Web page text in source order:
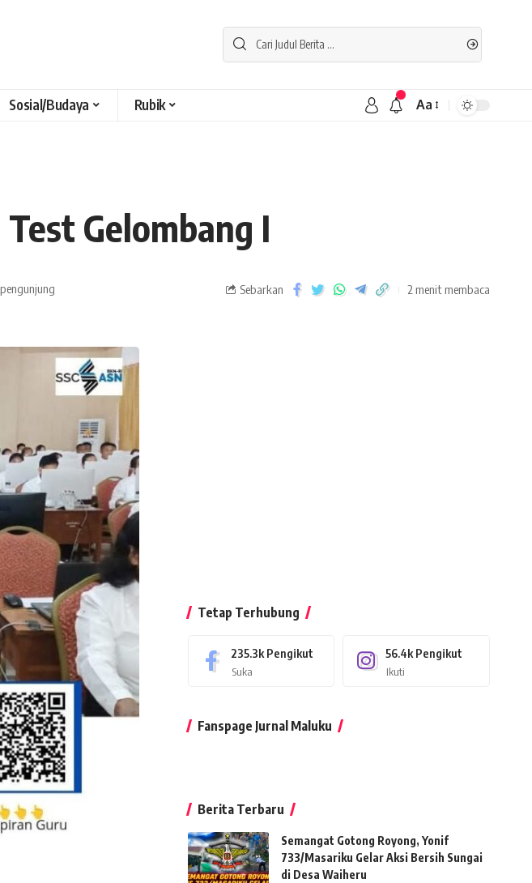
Sosial/Budaya Rubik Aa
Gelombang I
Sebarkan 2 menit membaca
Tetap Terhubung
235.3k Pengikut
Suka
56.4k Pengikut
Ikuti
Fanspage Jurnal Maluku
Berita Terbaru
Semangat Gotong Royong, Yonif
733/Masariku Gelar Aksi Bersih Sungai
di Desa Waiheru